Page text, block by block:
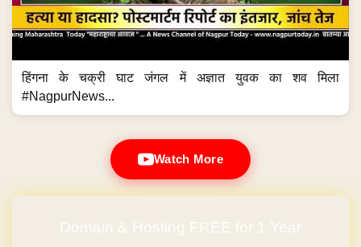
हिंगना के चक्री घाट जंगल में अज्ञात युवक का शव मिला
#NagpurNews...
Watch More
Domain & Hosting FREE for 1 Year